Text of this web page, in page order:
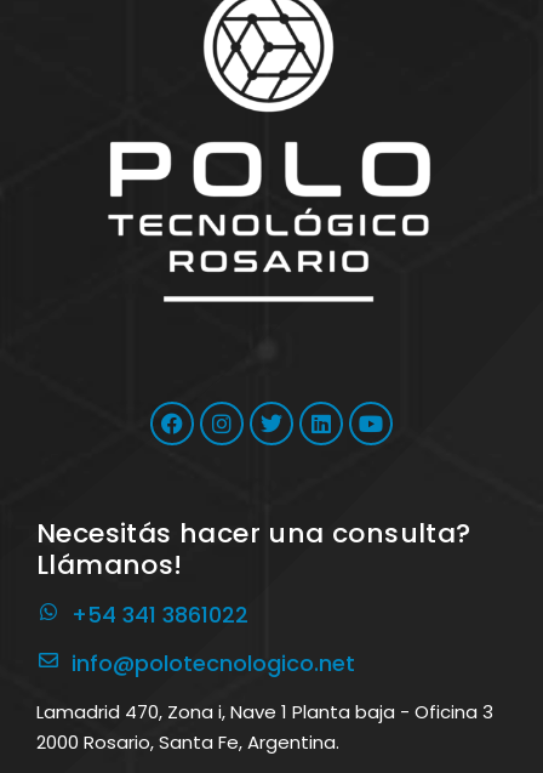
Necesitás hacer una consulta?
Llámanos!
+54 341 3861022
info@polotecnologico.net
Lamadrid 470, Zona i, Nave 1 Planta baja - Oficina 3
2000 Rosario, Santa Fe, Argentina.